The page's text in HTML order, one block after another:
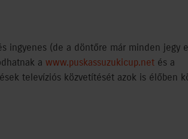
ingyenes (de a döntőre már minden jegy
a www.puskassuzukicup.netés a
televíziós közvetítését azok is élőben